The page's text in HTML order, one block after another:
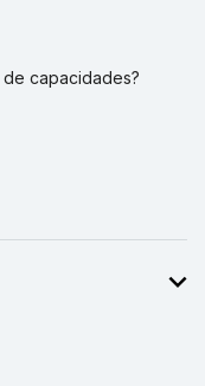
capacidades?